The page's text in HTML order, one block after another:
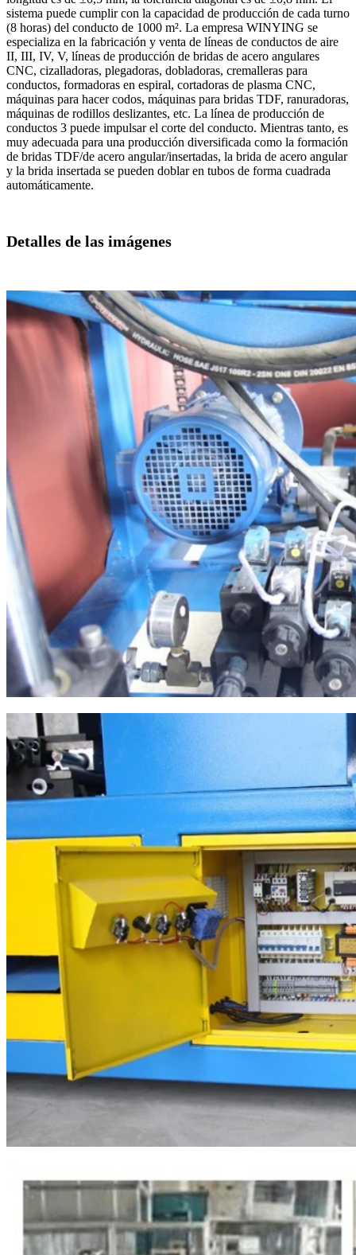
sistema puede cumplir con la capacidad de producción de cada turno
(8 horas) del conducto de 1000 m². La empresa WINYING se
especializa en la fabricación y venta de líneas de conductos de aire
II, III, IV, V, líneas de producción de bridas de acero angulares
CNC, cizalladoras, plegadoras, dobladoras, cremalleras para
conductos, formadoras en espiral, cortadoras de plasma CNC,
máquinas para hacer codos, máquinas para bridas TDF, ranuradoras,
máquinas de rodillos deslizantes, etc. La línea de producción de
conductos 3 puede impulsar el corte del conducto. Mientras tanto, es
muy adecuada para una producción diversificada como la formación
de bridas TDF/de acero angular/insertadas, la brida de acero angular
y la brida insertada se pueden doblar en tubos de forma cuadrada
automáticamente.
Detalles de las imágenes